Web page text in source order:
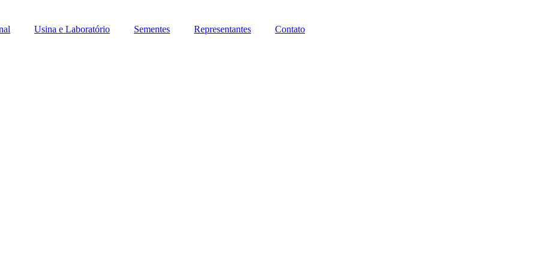
Usina e Laboratório Sementes Representantes Contato